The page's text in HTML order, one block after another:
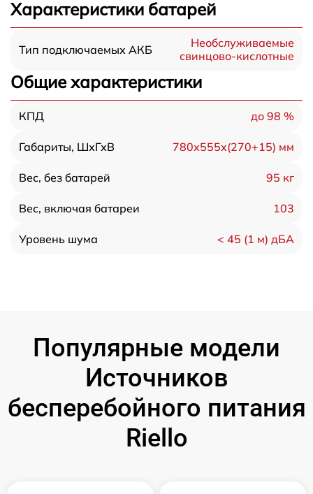
Характеристики батарей
Тип подключаемых АКБ
Необслуживаемые
свинцово-кислотные
Общие характеристики
КПД до 98 %
Габариты, ШхГхВ 780x555x(270+15) мм
Вес, без батарей 95 кг
Вес, включая батареи 103
Уровень шума < 45 (1 м) дБА
Популярные модели
Источников
бесперебойного питания
Riello